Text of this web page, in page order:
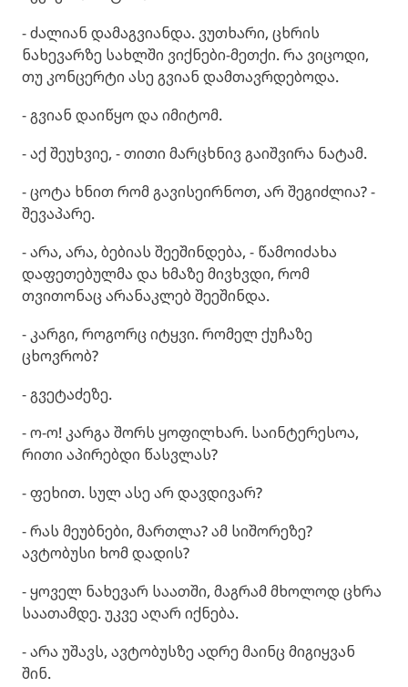
- ძალიან დამაგვიანდა. ვუთხარი, ცხრის
ნახევარზე სახლში ვიქნები-მეთქი. რა ვიცოდი,
თუ კონცერტი ასე გვიან დამთავრდებოდა.
- გვიან დაიწყო და იმიტომ.
- აქ შეუხვიე, - თითი მარცხნივ გაიშვირა ნატამ.
- ცოტა ხნით რომ გავისეირნოთ, არ შეგიძლია? -
შევაპარე.
- არა, არა, ბებიას შეეშინდება, - წამოიძახა
დაფეთებულმა და ხმაზე მივხვდი, რომ
თვითონაც არანაკლებ შეეშინდა.
- კარგი, როგორც იტყვი. რომელ ქუჩაზე
ცხოვრობ?
- გვეტაძეზე.
- ო-ო! კარგა შორს ყოფილხარ. საინტერესოა,
რითი აპირებდი წასვლას?
- ფეხით. სულ ასე არ დავდივარ?
- რას მეუბნები, მართლა? ამ სიშორეზე?
ავტობუსი ხომ დადის?
- ყოველ ნახევარ საათში, მაგრამ მხოლოდ ცხრა
საათამდე. უკვე აღარ იქნება.
- არა უშავს, ავტობუსზე ადრე მაინც მიგიყვან
შინ.